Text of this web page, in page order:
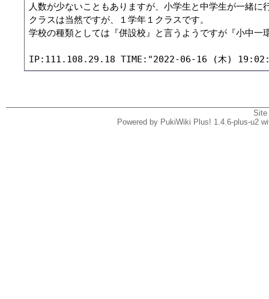
人数が少ないこともありますが、小学生と中学生が一緒
クラスは当然ですが、１学年１クラスです。
Powered by PukiWiki Plus! 1.4.6-plus-u2